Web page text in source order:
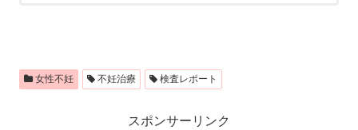
女性不妊 不妊治療 検査レポート
スポンサーリンク